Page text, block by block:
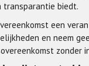
biedt.
een
en neem
zonder